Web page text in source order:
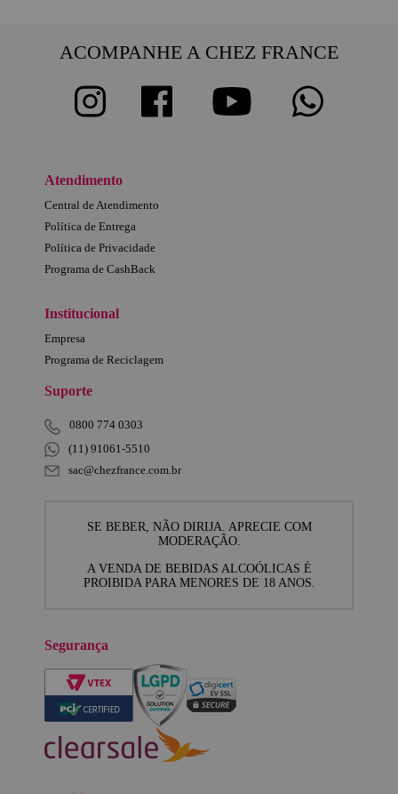
ACOMPANHE A CHEZ FRANCE
Atendimento
Central de Atendimento
Política de Entrega
Política de Privacidade
Programa de CashBack
Institucional
Empresa
Programa de Reciclagem
Suporte
0800 774 0303
(11) 91061-5510
sac@chezfrance.com.br
SE BEBER, NÃO DIRIJA. APRECIE COM
MODERAÇÃO.
A VENDA DE BEBIDAS ALCOÓLICAS É
PROIBIDA PARA MENORES DE 18 ANOS.
Segurança